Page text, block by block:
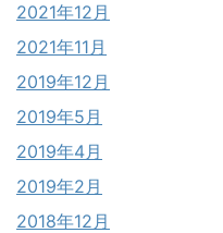
2021年12月
2021年11月
2019年12月
2019年5月
2019年4月
2019年2月
2018年12月